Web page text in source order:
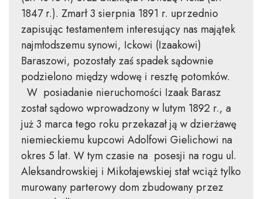
1847 r.). Zmarł 3 sierpnia 1891 r. uprzednio
zapisując testamentem interesujący nas majątek
najmłodszemu synowi, Ickowi (Izaakowi)
Baraszowi, pozostały zaś spadek sądownie
podzielono między wdowę i resztę potomków.
W posiadanie nieruchomości Izaak Barasz
został sądowo wprowadzony w lutym 1892 r., a
już 3 marca tego roku przekazał ją w dzierżawę
niemieckiemu kupcowi Adolfowi Gielichowi na
okres 5 lat. W tym czasie na posesji na rogu ul.
Aleksandrowskiej i Mikołajewskiej stał wciąż tylko
murowany parterowy dom zbudowany przez